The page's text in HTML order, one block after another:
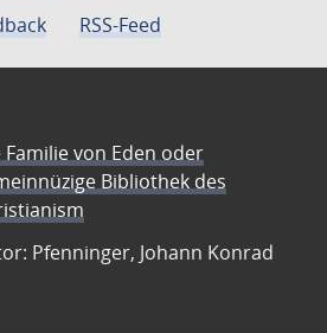
RSS-Feed
Familie von Eden oder
Bibliothek des
Pfenninger, Johann Konrad